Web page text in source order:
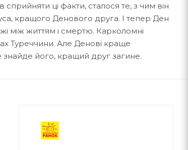
ці факти, сталося те, з чим він
кращого Денового друга. І тепер Ден
між життям і смертю. Карколомні
Туреччини. Але Денові краще
знайде його, кращий друг загине.